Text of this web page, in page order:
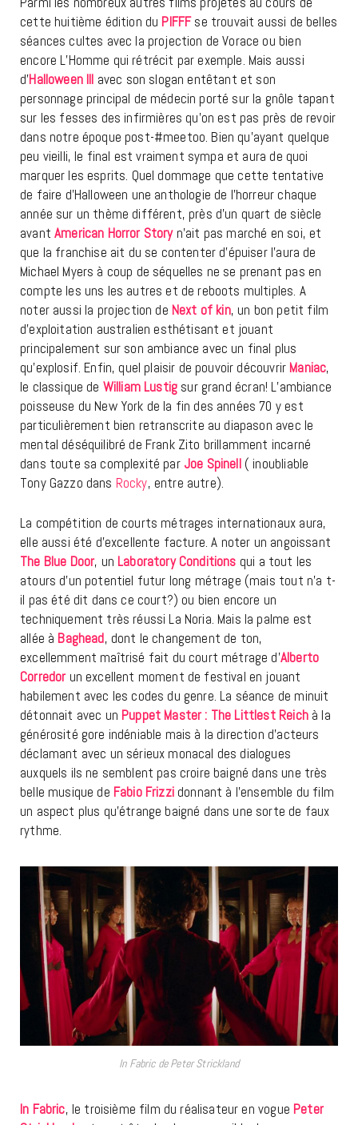
cette huitième édition du PIFFF se trouvait aussi de belles
séances cultes avec la projection de Vorace ou bien
encore L’Homme qui rétrécit par exemple. Mais aussi
d’Halloween III avec son slogan entêtant et son
personnage principal de médecin porté sur la gnôle tapant
sur les fesses des infirmières qu’on est pas près de revoir
dans notre époque post-#meetoo. Bien qu’ayant quelque
peu vieilli, le final est vraiment sympa et aura de quoi
marquer les esprits. Quel dommage que cette tentative
de faire d’Halloween une anthologie de l’horreur chaque
année sur un thème différent, près d’un quart de siècle
avant American Horror Story n’ait pas marché en soi, et
que la franchise ait du se contenter d’épuiser l’aura de
Michael Myers à coup de séquelles ne se prenant pas en
compte les uns les autres et de reboots multiples. A
noter aussi la projection de Next of kin, un bon petit film
d’exploitation australien esthétisant et jouant
principalement sur son ambiance avec un final plus
qu’explosif. Enfin, quel plaisir de pouvoir découvrir Maniac,
le classique de William Lustig sur grand écran! L’ambiance
poisseuse du New York de la fin des années 70 y est
particulièrement bien retranscrite au diapason avec le
mental déséquilibré de Frank Zito brillamment incarné
dans toute sa complexité par Joe Spinell ( inoubliable
Tony Gazzo dans Rocky, entre autre).
La compétition de courts métrages internationaux aura,
elle aussi été d’excellente facture. A noter un angoissant
The Blue Door, un Laboratory Conditions qui a tout les
atours d’un potentiel futur long métrage (mais tout n’a t-
il pas été dit dans ce court?) ou bien encore un
techniquement très réussi La Noria. Mais la palme est
allée à Baghead, dont le changement de ton,
excellemment maîtrisé fait du court métrage d’Alberto
Corredorun excellent moment de festival en jouant
habilement avec les codes du genre. La séance de minuit
détonnait avec un Puppet Master : The Littlest Reichà la
générosité gore indéniable mais à la direction d’acteurs
déclamant avec un sérieux monacal des dialogues
auxquels ils ne semblent pas croire baigné dans une très
belle musique de Fabio Frizzi donnant à l’ensemble du film
un aspect plus qu’étrange baigné dans une sorte de faux
rythme.
In Fabric de Peter Strickland
In Fabric, le troisième film du réalisateur en vogue Peter